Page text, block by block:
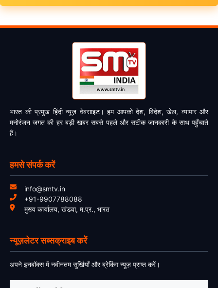
भारत की प्रमुख हिंदी न्यूज़ वेबसाइट। हम आपको देश, विदेश, खेल, व्यापार और
मनोरंजन जगत की हर बड़ी खबर सबसे पहले और सटीक जानकारी के साथ पहुँचाते
हैं।
हमसे संपर्क करें
info@smtv.in
+91-9907788088
मुख्य कार्यालय, खंडवा, म.प्र., भारत
न्यूज़लेटर सब्सक्राइब करें
अपने इनबॉक्स में नवीनतम सुर्खियाँ और ब्रेकिंग न्यूज़ प्राप्त करें।